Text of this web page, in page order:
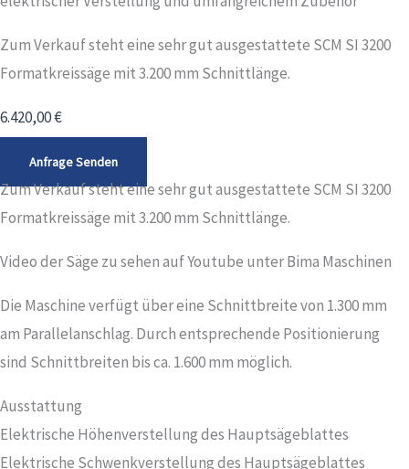
Zum Verkauf steht eine sehr gut ausgestattete SCM SI 3200
Formatkreissäge mit 3.200 mm Schnittlänge.
6.420,00€
Anfrage Senden
Zum Verkauf steht eine sehr gut ausgestattete SCM SI 3200
Formatkreissäge mit 3.200 mm Schnittlänge.
Video der Säge zu sehen auf Youtube unter Bima Maschinen
Die Maschine verfügt über eine Schnittbreite von 1.300 mm
am Parallelanschlag. Durch entsprechende Positionierung
sind Schnittbreiten bis ca. 1.600 mm möglich.
Ausstattung
Elektrische Höhenverstellung des Hauptsägeblattes
Elektrische Schwenkverstellung des Hauptsägeblattes